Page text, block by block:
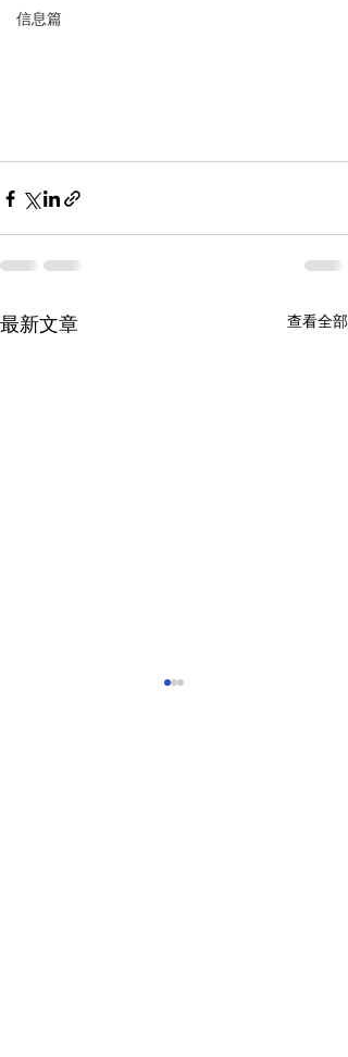
信息篇
最新文章 查看全部